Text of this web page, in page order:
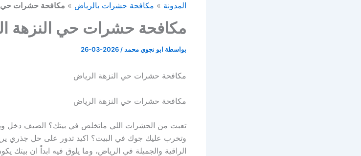
المدونة » مكافحة حشرات بالرياض » مكافحة حشرات حي
مكافحة حشرات حي النزهة
بواسطة ابو نجوي محمد/
2026-03-26
مكافحة حشرات حي النزهة الرياض
مكافحة حشرات حي النزهة الرياض
تعبت من الحشرات اللي ماتخلص في بيتك؟ الصيف دخل
وتخرب عليك جوك في البيت؟ اكيد تدور على حل جذري
الراقية والجميلة في الرياض، وما يلوق فيه ابداً ان بيتك